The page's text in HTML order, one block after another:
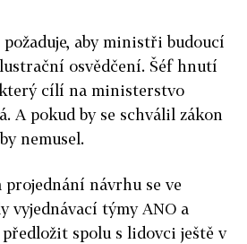
požaduje, aby ministři budoucí
osvědčení. Šéf hnutí
který cílí na ministerstvo
A pokud by se schválil zákon
nemusel.
projednání návrhu se ve
vyjednávací týmy ANO a
předložit spolu s lidovci ještě v